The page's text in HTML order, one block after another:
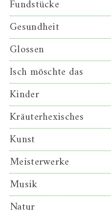
Fundstücke
Gesundheit
Glossen
Isch möschte das
Kinder
Kräuterhexisches
Kunst
Meisterwerke
Musik
Natur